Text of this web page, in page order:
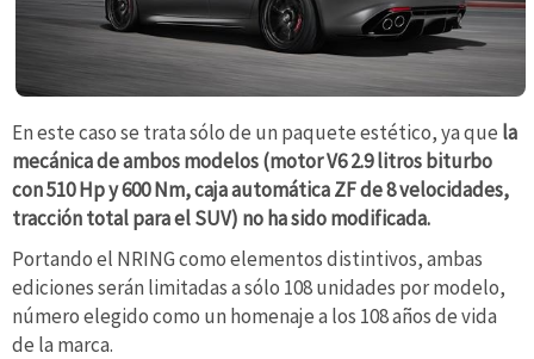
En este caso se trata sólo de un paquete estético, ya que la
mecánica de ambos modelos (motor V6 2.9 litros biturbo
con 510 Hp y 600 Nm, caja automática ZF de 8 velocidades,
tracción total para el SUV) no ha sido modificada.
Portando el NRING como elementos distintivos, ambas
ediciones serán limitadas a sólo 108 unidades por modelo,
número elegido como un homenaje a los 108 años de vida
de la marca.